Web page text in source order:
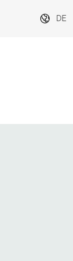
DE